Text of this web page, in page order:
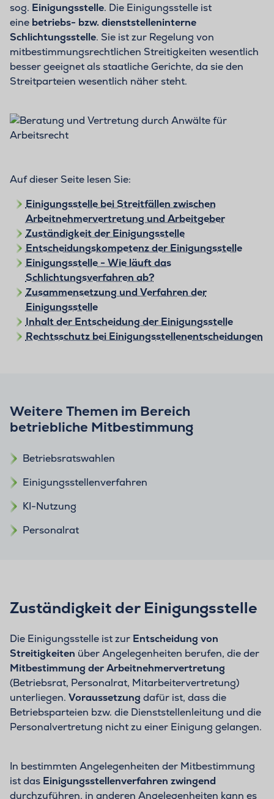
sog. Einigungsstelle. Die Einigungsstelle ist
eine betriebs- bzw. dienststelleninterne
Schlichtungsstelle. Sie ist zur Regelung von
mitbestimmungsrechtlichen Streitigkeiten wesentlich
besser geeignet als staatliche Gerichte, da sie den
Streitparteien wesentlich näher steht.
Auf dieser Seite lesen Sie:
Einigungsstelle bei Streitfällen zwischen
Arbeitnehmervertretung und Arbeitgeber
Zuständigkeit der Einigungsstelle
Entscheidungskompetenz der Einigungsstelle
Einigungsstelle - Wie läuft das
Schlichtungsverfahren ab?
Zusammensetzung und Verfahren der
Einigungsstelle
Inhalt der Entscheidung der Einigungsstelle
Rechtsschutz bei Einigungsstellenentscheidungen
Weitere Themen im Bereich
betriebliche Mitbestimmung
Betriebsratswahlen
Einigungsstellenverfahren
KI-Nutzung
Personalrat
Zuständigkeit der Einigungsstelle
Die Einigungsstelle ist zur Entscheidung von
Streitigkeiten über Angelegenheiten berufen, die der
Mitbestimmung der Arbeitnehmervertretung
(Betriebsrat, Personalrat, Mitarbeitervertretung)
unterliegen. Voraussetzung dafür ist, dass die
Betriebsparteien bzw. die Dienststellenleitung und die
Personalvertretung nicht zu einer Einigung gelangen.
In bestimmten Angelegenheiten der Mitbestimmung
ist das Einigungsstellenverfahren zwingend
durchzuführen, in anderen Angelegenheiten kann es